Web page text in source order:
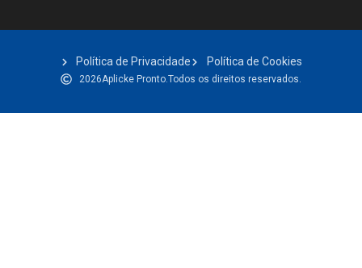
Política de Privacidade Política de Cookies
2026Aplicke Pronto.Todos os direitos reservados.